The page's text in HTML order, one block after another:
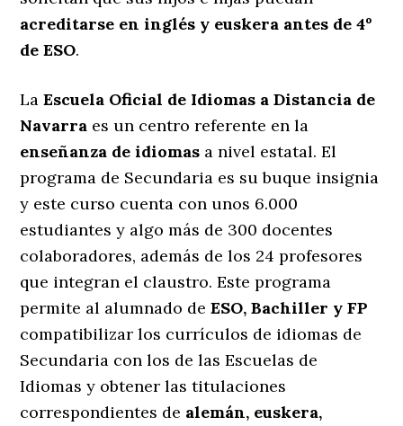
acreditarse en inglés y euskera antes de 4º
de ESO.
LaEscuela Oficial de Idiomas a Distancia de
Navarra es un centro referente en la
enseñanza de idiomas a nivel estatal. El
programa de Secundaria es su buque insignia
y este curso cuenta con unos 6.000
estudiantes y algo más de 300 docentes
colaboradores, además de los 24 profesores
que integran el claustro. Este programa
permite al alumnado deESO, Bachiller y FP
compatibilizar los currículos de idiomas de
Secundaria con los de las Escuelas de
Idiomas y obtener las titulaciones
correspondientes de alemán, euskera,